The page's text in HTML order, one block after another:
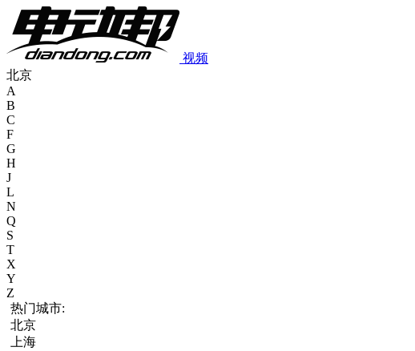
视频
北京
A
B
C
F
G
H
J
L
N
Q
S
T
X
Y
Z
热门城市:
北京
上海